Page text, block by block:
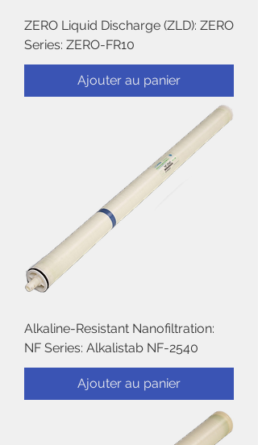
ZERO Liquid Discharge (ZLD): ZERO
Series: ZERO-FR10
Ajouter au panier
Alkaline-Resistant Nanofiltration:
NF Series: Alkalistab NF-2540
Ajouter au panier